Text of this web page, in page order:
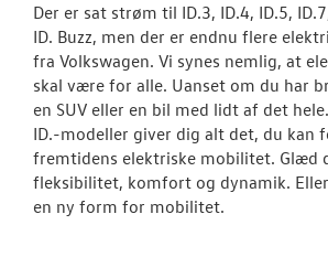
Der er sat strøm til ID.3, ID.4, ID.5,
ID. Buzz, men der er endnu flere
fra Volkswagen. Vi synes nemlig, at
skal være for alle. Uanset om du har
en SUV eller en bil med lidt af det
ID.-modeller giver dig alt det, du kan
fremtidens elektriske mobilitet. Glæd
fleksibilitet, komfort og dynamik.
en ny form for mobilitet.